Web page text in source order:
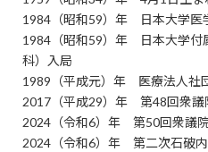
1984（昭和59）年 日本大学医
1984（昭和59）年 日本大学付
科）入局
1989（平成元）年 医療法人
2017（平成29）年 第48回衆議
2024（令和6）年 第50回衆議
2024（令和6）年 第二次石破